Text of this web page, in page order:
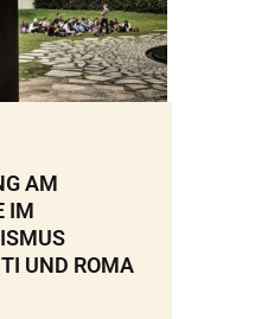
AM
IM
UND ROMA